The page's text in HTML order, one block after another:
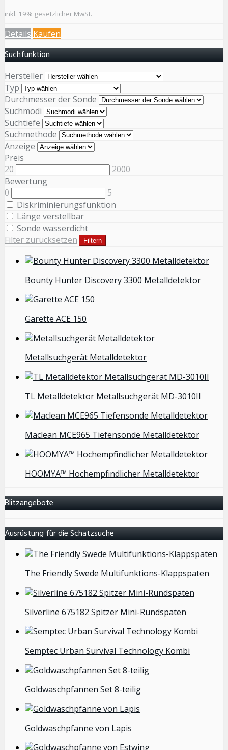
inkl. 19% gesetzlicher MwSt.
Details Kaufen
Suchfunktion
Hersteller
Typ
Durchmesser der Sonde
Suchmodi
Suchtiefe
Suchmethode
Anzeige
Preis
20
2000
Bewertung
0
5
Diskriminierungsfunktion
Länge verstellbar
Sonde wasserdicht
Filter zurücksetzen
Filtern
Bounty Hunter Discovery 3300 Metalldetektor
Garette ACE 150
Metallsuchgerät Metalldetektor
TL Metalldetektor Metallsuchgerät MD-3010II
Maclean MCE965 Tiefensonde Metalldetektor
HOOMYA™ Hochempfindlicher Metalldetektor
Blitzangebote
Ausrüstung für die Schatzsuche
The Friendly Swede Multifunktions-Klappspaten
Silverline 675182 Spitzer Mini-Rundspaten
Semptec Urban Survival Technology Kombi
Goldwaschpfannen Set 8-teilig
Goldwaschpfanne von Lapis